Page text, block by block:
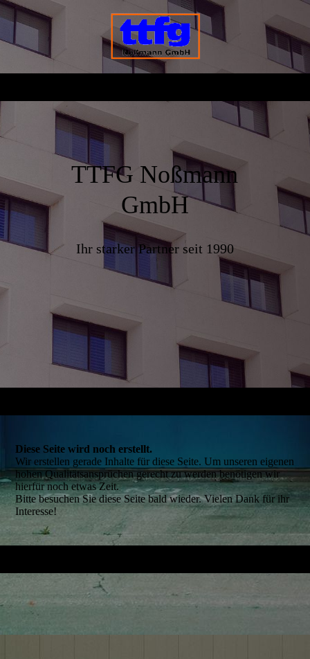
TTFG Noßmann
GmbH
Ihr starker Partner seit 1990
Diese Seite wird noch erstellt.
Wir erstellen gerade Inhalte für diese Seite. Um unseren eigenen
hohen Qualitätsansprüchen gerecht zu werden benötigen wir
hierfür noch etwas Zeit.
Bitte besuchen Sie diese Seite bald wieder. Vielen Dank für ihr
Interesse!